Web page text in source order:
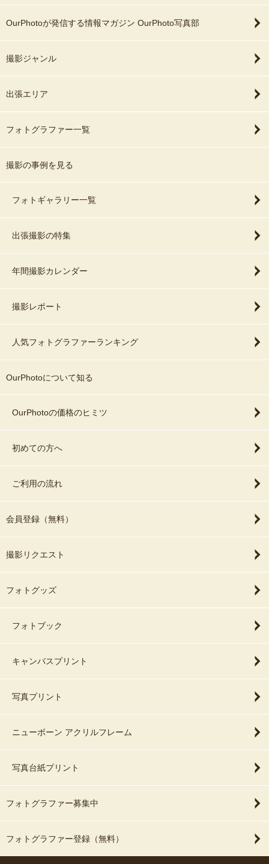
OurPhotoが発信する情報マガジン OurPhoto写真部
撮影ジャンル
出張エリア
フォトグラファー一覧
撮影の事例を見る
フォトギャラリー一覧
出張撮影の特集
年間撮影カレンダー
撮影レポート
人気フォトグラファーランキング
OurPhotoについて知る
OurPhotoの価格のヒミツ
初めての方へ
ご利用の流れ
会員登録（無料）
撮影リクエスト
フォトグッズ
フォトブック
キャンバスプリント
写真プリント
ニューボーン アクリルフレーム
写真台紙プリント
フォトグラファー募集中
フォトグラファー登録（無料）